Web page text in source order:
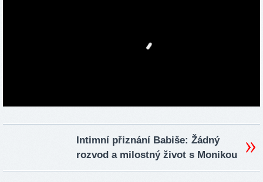
Intimní přiznání Babiše: Žádný
rozvod a milostný život s Monikou